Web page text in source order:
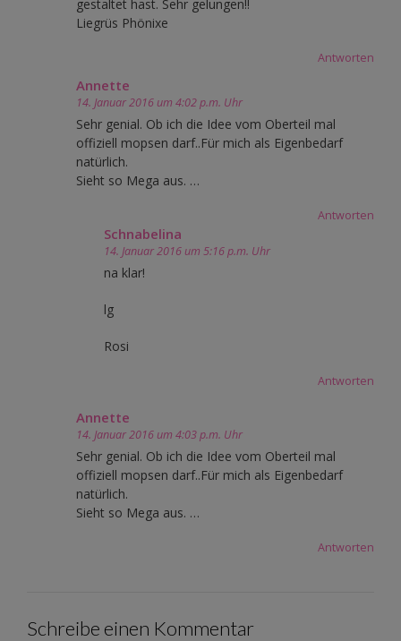
gestaltet hast. Sehr gelungen!!
Liegrüs Phönixe
Antworten
Annette
14. Januar 2016 um 4:02 p.m. Uhr
Sehr genial. Ob ich die Idee vom Oberteil mal
offiziell mopsen darf..Für mich als Eigenbedarf
natürlich.
Sieht so Mega aus. …
Antworten
Schnabelina
14. Januar 2016 um 5:16 p.m. Uhr
na klar!
lg
Rosi
Antworten
Annette
14. Januar 2016 um 4:03 p.m. Uhr
Sehr genial. Ob ich die Idee vom Oberteil mal
offiziell mopsen darf..Für mich als Eigenbedarf
natürlich.
Sieht so Mega aus. …
Antworten
Schreibe einen Kommentar